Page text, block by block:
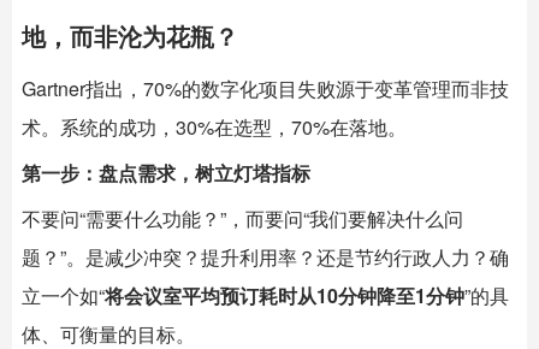
地，而非沦为花瓶？
Gartner指出，70%的数字化项目失败源于变革管理而非技
术。系统的成功，30%在选型，70%在落地。
第一步：盘点需求，树立灯塔指标
不要问“需要什么功能？”，而要问“我们要解决什么问
题？”。是减少冲突？提升利用率？还是节约行政人力？确
立一个如“将会议室平均预订耗时从10分钟降至1分钟”的具
体、可衡量的目标。